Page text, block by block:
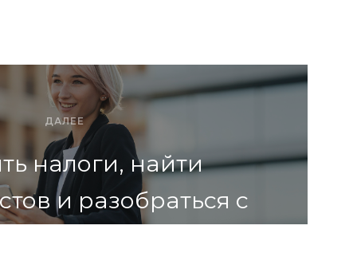
ДАЛЕЕ
налоги, найти
и разобраться с